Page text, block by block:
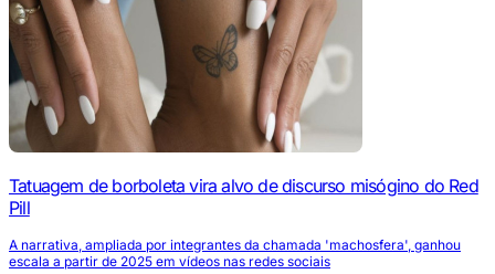
Tatuagem de borboleta vira alvo de discurso misógino do Red
Pill
A narrativa, ampliada por integrantes da chamada 'machosfera', ganhou
escala a partir de 2025 em vídeos nas redes sociais